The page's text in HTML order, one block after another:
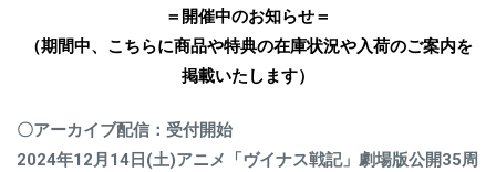
＝開催中のお知らせ＝
（期間中、こちらに商品や特典の在庫状況や入荷のご案内を
掲載いたします）
〇アーカイブ配信：受付開始
2024年12月14日(土)アニメ「ヴイナス戦記」劇場版公開35周